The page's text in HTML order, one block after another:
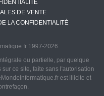
DE VENTE
LA CONFIDENTIALITÉ
1997-2026
ou partielle, par quelque
ce site, faite sans l'autorisation
est illicite et